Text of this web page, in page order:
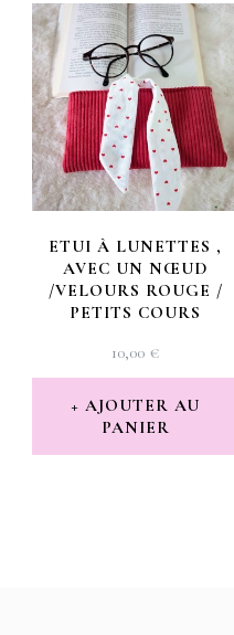
ETUI À LUNETTES ,
AVEC UN NŒUD
/VELOURS ROUGE /
PETITS COURS
10,00 €
AJOUTER AU
PANIER